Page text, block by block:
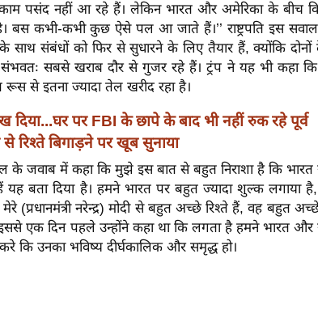
पसंद नहीं आ रहे हैं। लेकिन भारत और अमेरिका के बीच
बस कभी-कभी कुछ ऐसे पल आ जाते हैं।’’ राष्ट्रपति इस
साथ संबंधों को फिर से सुधारने के लिए तैयार हैं, क्योंकि दोनों
सबसे खराब दौर से गुजर रहे हैं। ट्रंप ने यह भी कहा
से इतना ज्यादा तेल खरीद रहा है।
दिया...घर पर FBI के छापे के बाद भी नहीं रुक रहे पूर्व
रिश्ते बिगाड़ने पर खूब सुनाया
के जवाब में कहा कि मुझे इस बात से बहुत निराशा है कि
बता दिया है। हमने भारत पर बहुत ज्यादा शुल्क लगाया
(प्रधानमंत्री नरेन्द्र) मोदी से बहुत अच्छे रिश्ते हैं, वह बहुत
एक दिन पहले उन्होंने कहा था कि लगता है हमने भारत
कि उनका भविष्य दीर्घकालिक और समृद्ध हो।